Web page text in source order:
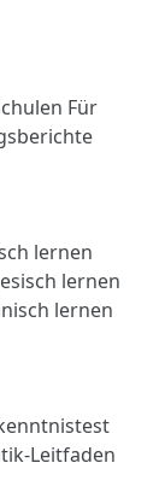
Für
lernen
lernen
lernen
Leitfaden